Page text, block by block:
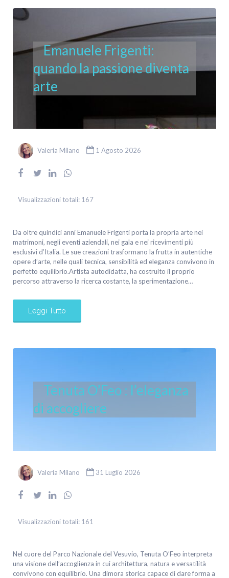
Emanuele Frigenti:
quando la passione diventa
arte
Valeria Milano 1 Agosto 2026
Visualizzazioni totali: 167
Da oltre quindici anni Emanuele Frigenti porta la propria arte nei
matrimoni, negli eventi aziendali, nei gala e nei ricevimenti più
esclusivi d’Italia. Le sue creazioni trasformano la frutta in autentiche
opere d’arte, nelle quali tecnica, sensibilità ed eleganza convivono in
perfetto equilibrio.Artista autodidatta, ha costruito il proprio
percorso attraverso la ricerca costante, la sperimentazione…
Leggi Tutto
Tenuta O’Feo : l’eleganza
di accogliere
Valeria Milano 31 Luglio 2026
Visualizzazioni totali: 161
Nel cuore del Parco Nazionale del Vesuvio, Tenuta O’Feo interpreta
una visione dell’accoglienza in cui architettura, natura e versatilità
convivono con equilibrio. Una dimora storica capace di dare forma a